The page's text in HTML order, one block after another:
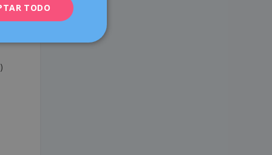
FRENCH
TODO